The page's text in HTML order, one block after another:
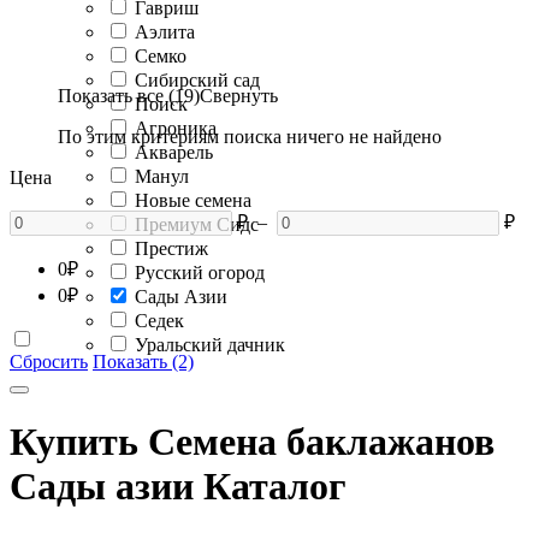
Гавриш
Аэлита
Семко
Сибирский сад
Поиск
Агроника
Акварель
Манул
Новые семена
Премиум Сидс
Престиж
Русский огород
Сады Азии
Седек
Уральский дачник
Показать все (19)Свернуть
По этим критериям поиска ничего не найдено
Цена
₽ – ₽
0₽
0₽
Сбросить Показать (2)
Купить Семена баклажанов
Сады азии Каталог